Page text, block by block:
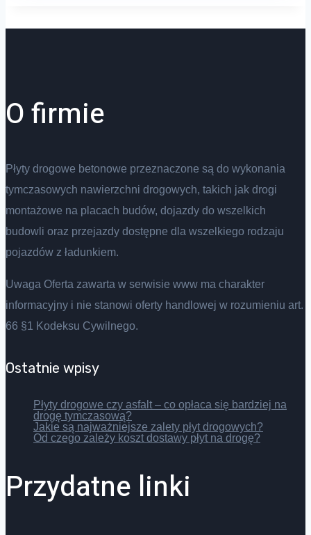
O firmie
Płyty drogowe betonowe przeznaczone są do wykonania
tymczasowych nawierzchni drogowych, takich jak drogi
montażowe na placach budów, dojazdy do wszelkich
budowli oraz przejazdy dostępne dla wszelkiego rodzaju
pojazdów z ładunkiem.
Uwaga Oferta zawarta w serwisie www ma charakter
informacyjny i nie stanowi oferty handlowej w rozumieniu art.
66 §1 Kodeksu Cywilnego.
Ostatnie wpisy
Płyty drogowe czy asfalt – co opłaca się bardziej na
drogę tymczasową?
Jakie są najważniejsze zalety płyt drogowych?
Od czego zależy koszt dostawy płyt na drogę?
Przydatne linki